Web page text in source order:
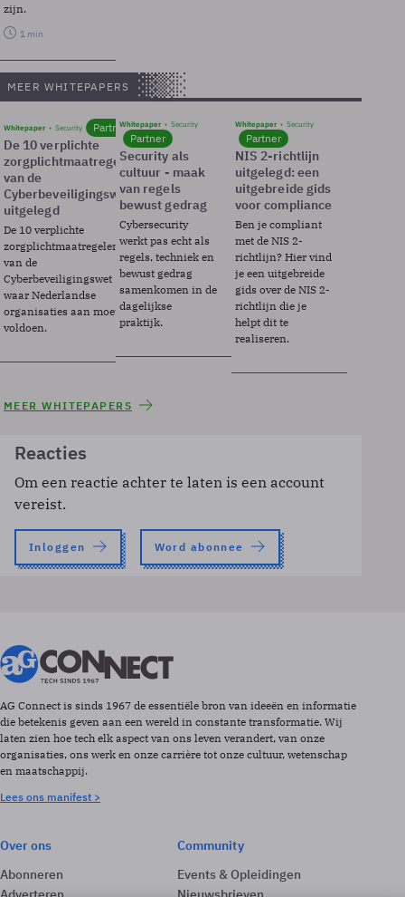
zijn.
1 min
MEER WHITEPAPERS
Whitepaper Security Partner
De 10 verplichte
zorgplichtmaatregelen
van de
Cyberbeveiligingswet
uitgelegd
De 10 verplichte
zorgplichtmaatregelen
van de
Cyberbeveiligingswet
waar Nederlandse
organisaties aan moeten
voldoen.
Whitepaper Security
Partner
Security als
cultuur - maak
van regels
bewust gedrag
Cybersecurity
werkt pas echt als
regels, techniek en
bewust gedrag
samenkomen in de
dagelijkse
praktijk.
Whitepaper Security
Partner
NIS 2-richtlijn
uitgelegd: een
uitgebreide gids
voor compliance
Ben je compliant
met de NIS 2-
richtlijn? Hier vind
je een uitgebreide
gids over de NIS 2-
richtlijn die je
helpt dit te
realiseren.
MEER WHITEPAPERS
Reacties
Om een reactie achter te laten is een account
vereist.
Inloggen Word abonnee
AG Connect is sinds 1967 de essentiële bron van ideeën en informatie
die betekenis geven aan een wereld in constante transformatie. Wij
laten zien hoe tech elk aspect van ons leven verandert, van onze
organisaties, ons werk en onze carrière tot onze cultuur, wetenschap
en maatschappij.
Lees ons manifest >
Over ons
Abonneren
Community
Events & Opleidingen